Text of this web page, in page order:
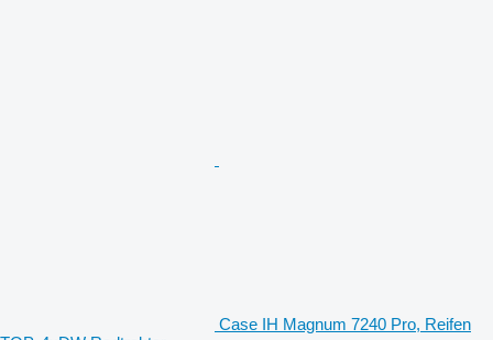
Case IH Magnum 7240 Pro, Reifen